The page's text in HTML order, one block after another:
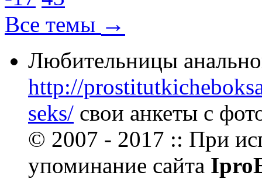
Все темы →
Любительницы
http://
seks/ свои анкеты с
© 2007 - 2017 :: При
упоминание сайта